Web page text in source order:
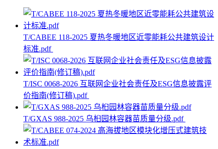
T/CABEE 118-2025 夏热冬暖地区近零能耗公共建筑设计
标准.pdf
T/ISC 0068-2026 互联网企业社会责任及ESG信息披露评
价指南(修订稿).pdf
T/GXAS 988-2025 乌桕园林容器苗质量分级.pdf